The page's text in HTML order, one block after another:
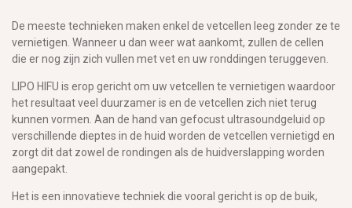
De meeste technieken maken enkel de vetcellen leeg zonder ze te
vernietigen. Wanneer u dan weer wat aankomt, zullen de cellen
die er nog zijn zich vullen met vet en uw ronddingen teruggeven.
LIPO HIFU is erop gericht om uw vetcellen te vernietigen waardoor
het resultaat veel duurzamer is en de vetcellen zich niet terug
kunnen vormen. Aan de hand van gefocust ultrasoundgeluid op
verschillende dieptes in de huid worden de vetcellen vernietigd en
zorgt dit dat zowel de rondingen als de huidverslapping worden
aangepakt.
Het is een innovatieve techniek die vooral gericht is op de buik,